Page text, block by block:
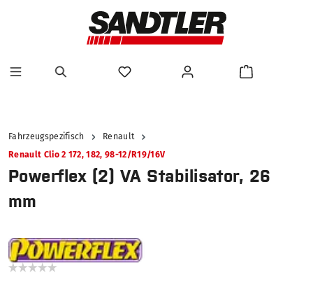
Fahrzeugspezifisch
Renault
Renault Clio 2 172, 182, 98-12/R19/16V
Powerflex (2) VA Stabilisator, 26
mm